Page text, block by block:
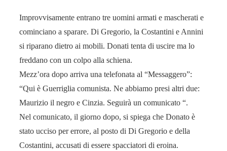
Improvvisamente entrano tre uomini armati e mascherati e
cominciano a sparare. Di Gregorio, la Costantini e Annini
si riparano dietro ai mobili. Donati tenta di uscire ma lo
freddano con un colpo alla schiena.
Mezz’ora dopo arriva una telefonata al “Messaggero”:
“Qui è Guerriglia comunista. Ne abbiamo presi altri due:
Maurizio il negro e Cinzia. Seguirà un comunicato “.
Nel comunicato, il giorno dopo, si spiega che Donato è
stato ucciso per errore, al posto di Di Gregorio e della
Costantini, accusati di essere spacciatori di eroina.